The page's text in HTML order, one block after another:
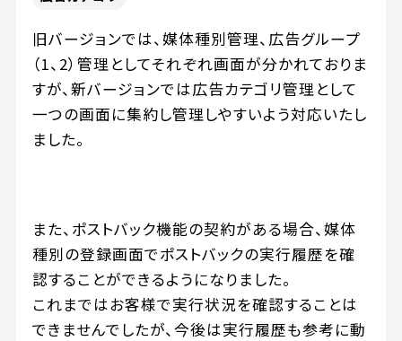
旧バージョンでは、媒体種別管理、広告グループ
（1、2）管理としてそれぞれ画面が分かれておりま
すが、新バージョンでは広告カテゴリ管理として
一つの画面に集約し管理しやすいよう対応いたし
ました。
また、ポストバック機能の契約がある場合、媒体
種別の登録画面でポストバックの実行履歴を確
認することができるようになりました。
これまではお客様で実行状況を確認することは
できませんでしたが、今後は実行履歴も参考に動